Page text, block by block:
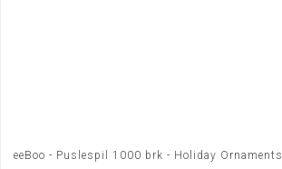
eeBoo - Puslespil 1000 brk - Holiday Ornaments